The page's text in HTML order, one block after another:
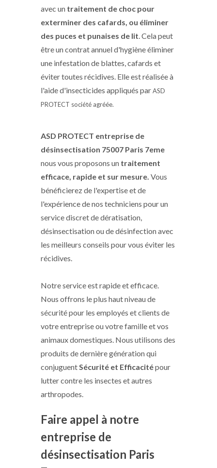
avec un traitement de choc pour
exterminer des cafards, ou éliminer
des puces et punaises de lit. Cela peut
être un contrat annuel d'hygiène éliminer
une infestation de blattes, cafards et
éviter toutes récidives. Elle est réalisée à
l'aide d'insecticides appliqués parASD
PROTECT société agréée.
ASD PROTECT entreprise de
désinsectisation 75007 Paris 7eme
nous vous proposons un traitement
efficace, rapide et sur mesure. Vous
bénéficierez de l'expertise et de
l'expérience de nos techniciens pour un
service discret de dératisation,
désinsectisation ou de désinfection avec
les meilleurs conseils pour vous éviter les
récidives.
Notre service est rapide et efficace.
Nous offrons le plus haut niveau de
sécurité pour les employés et clients de
votre entreprise ou votre famille et vos
animaux domestiques. Nous utilisons des
produits de dernière génération qui
conjuguentSécurité et Efficacitépour
lutter contre les insectes et autres
arthropodes.
Faire appel à notre
entreprise de
désinsectisation Paris